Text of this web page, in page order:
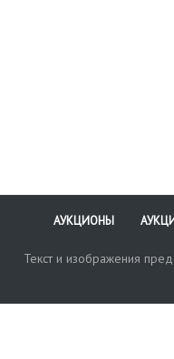
АУКЦИОНЫ
Текст и изображения